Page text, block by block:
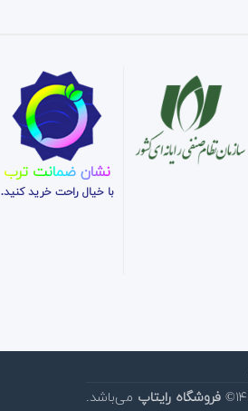
نشان ضمانت ترب
با خیال راحت خرید کنید.
فروشگاه رایتاپ می‌باشد.